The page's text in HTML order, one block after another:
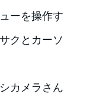
ーを操作す
クとカーソ
カメラさん